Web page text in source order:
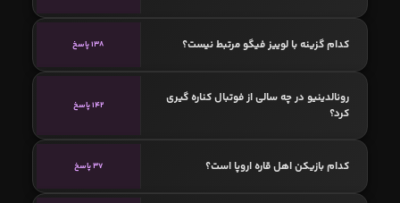
کدام گزینه با لوییز فیگو مرتبط نیست؟ 138 پاسخ
رونالدینیو در چه سالی از فوتبال کناره گیری
کرد؟
142 پاسخ
کدام بازیکن اهل قاره اروپا است؟ 37 پاسخ